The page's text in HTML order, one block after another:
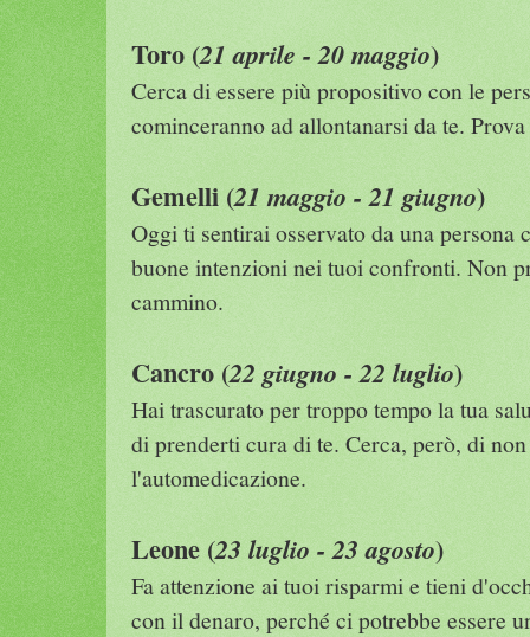
Toro (21 aprile - 20 maggio)
Cerca di essere più propositivo con le
cominceranno ad allontanarsi da te.
Gemelli (21 maggio - 21 giugno)
Oggi ti sentirai osservato da una persona
buone intenzioni nei tuoi confronti. Non
cammino.
Cancro (22 giugno - 22 luglio)
Hai trascurato per troppo tempo la tua
di prenderti cura di te. Cerca, però, di
l'automedicazione.
Leone (23 luglio - 23 agosto)
Fa attenzione ai tuoi risparmi e tieni
con il denaro, perché ci potrebbe essere